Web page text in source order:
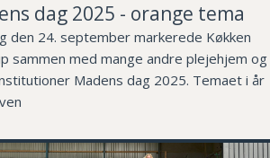
dag 2025 - orange tema
den 24. september markerede Køkken
sammen med mange andre plejehjem og
Madens dag 2025. Temaet i år